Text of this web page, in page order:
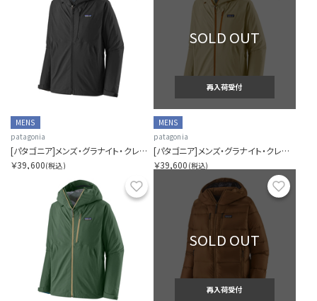
MENS
patagonia
[パタゴニア]メンズ・グラナイト・クレスト・レイン・ジャケット
￥39,600(税込)
SOLD OUT
再入荷受付
MENS
patagonia
[パタゴニア]メンズ・グラナイト・クレスト・レイン・ジャケット
￥39,600 (税込)
SOLD OUT
再入荷受付